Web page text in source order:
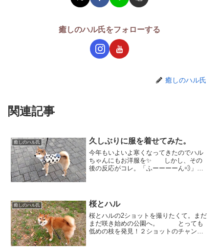
癒しのハル氏をフォローする
癒しのハル氏
関連記事
癒しのハル氏 久しぶりに服を着せてみた。
今年もいよいよ寒くなってきたのでハル
ちゃんにもお洋服を✨ しかし、その
後の反応がコレ。「ふーーーーん💨」と
あちこちにこすりつけるよ...
癒しのハル氏 桜とハル
桜とハルの2ショットを撮りたくて。まだ
まだ咲き始めの公園へ。 とっても
低めの枝を発見！２ショットのチャン